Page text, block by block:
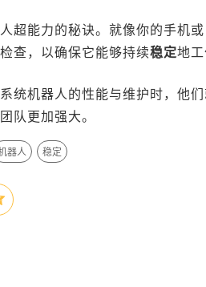
超能力的秘诀。就像你的手机
查，以确保它能够持续稳定地
统机器人的性能与维护时，他
队更加强大。
器人 稳定